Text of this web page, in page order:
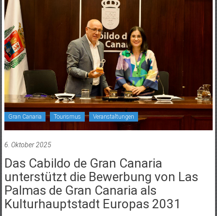
Gran Canaria Tourismus Veranstaltungen
6. Oktober 2025
Das Cabildo de Gran Canaria
unterstützt die Bewerbung von Las
Palmas de Gran Canaria als
Kulturhauptstadt Europas 2031